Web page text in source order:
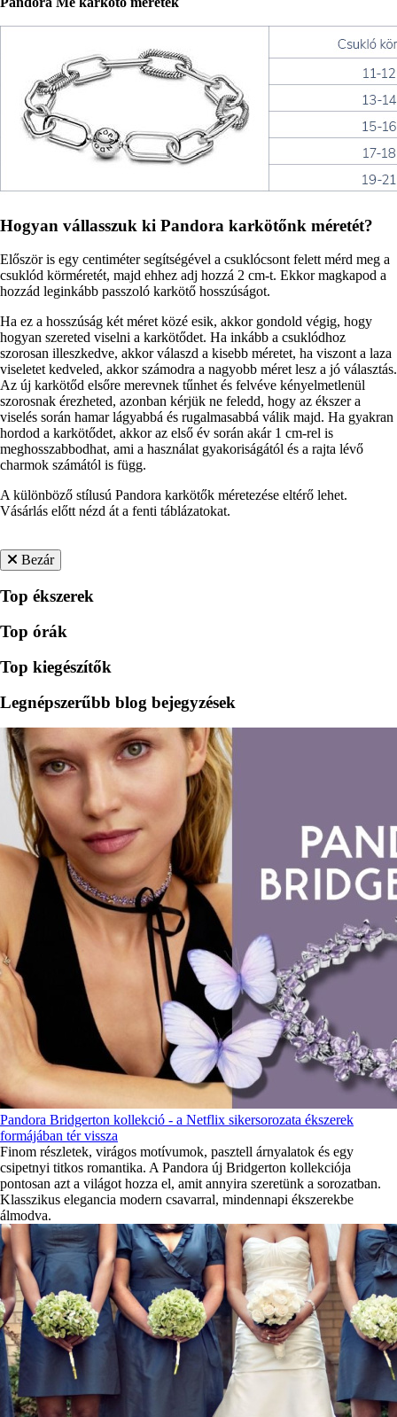
Hogyan vállasszuk ki Pandora karkötőnk méretét?
Először is egy centiméter segítségével a csuklócsont felett mérd meg a
csuklód körméretét, majd ehhez adj hozzá 2 cm-t. Ekkor magkapod a
hozzád leginkább passzoló karkötő hosszúságot.
Ha ez a hosszúság két méret közé esik, akkor gondold végig, hogy
hogyan szereted viselni a karkötődet. Ha inkább a csuklódhoz
szorosan illeszkedve, akkor válaszd a kisebb méretet, ha viszont a laza
viseletet kedveled, akkor számodra a nagyobb méret lesz a jó választás.
Az új karkötőd elsőre merevnek tűnhet és felvéve kényelmetlenül
szorosnak érezheted, azonban kérjük ne feledd, hogy az ékszer a
viselés során hamar lágyabbá és rugalmasabbá válik majd. Ha gyakran
hordod a karkötődet, akkor az első év során akár 1 cm-rel is
meghosszabbodhat, ami a használat gyakoriságától és a rajta lévő
charmok számától is függ.
A különböző stílusú Pandora karkötők méretezése eltérő lehet.
Vásárlás előtt nézd át a fenti táblázatokat.
Bezár
Top ékszerek
Top órák
Top kiegészítők
Legnépszerűbb blog bejegyzések
Pandora Bridgerton kollekció - a Netflix sikersorozata ékszerek
formájában tér vissza
Finom részletek, virágos motívumok, pasztell árnyalatok és egy
csipetnyi titkos romantika. A Pandora új Bridgerton kollekciója
pontosan azt a világot hozza el, amit annyira szeretünk a sorozatban.
Klasszikus elegancia modern csavarral, mindennapi ékszerekbe
álmodva.